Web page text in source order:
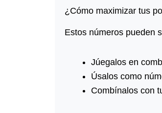
¿Cómo maximizar tus
Estos números pueden
Júegalos en
Úsalos como
Combínalos con